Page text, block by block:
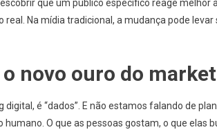
que um público específico reage melhor
real. Na mídia tradicional, a mudança pode
o novo ouro do
é “dados”. E não estamos falando de
O que as pessoas gostam, o que elas